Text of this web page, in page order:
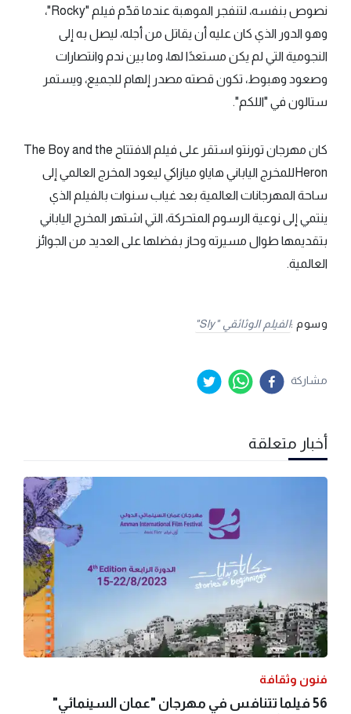
نصوص بنفسه، لتنفجر الموهبة عندما قدّم فيلم "Rocky"،
وهو الدور الذي كان عليه أن يقاتل من أجله، ليصل به إلى
النجومية التي لم يكن مستعدًا لها، وما بين ندم وانتصارات
وصعود وهبوط، تكون قصته مصدر إلهام للجميع، ويستمر
ستالون في "اللكم".
كان مهرجان تورنتو استقر على فيلم الافتتاح The Boy and the
Heronللمخرج الياباني هاياو ميازاكي ليعود المخرج العالمي إلى
ساحة المهرجانات العالمية بعد غياب سنوات بالفيلم الذي
ينتمي إلى نوعية الرسوم المتحركة، التي اشتهر المخرج الياباني
بتقديمها طوال مسيرته وحاز بفضلها على العديد من الجوائز
العالمية.
وسوم :الفيلم الوثائقي "sly"
مشاركة
أخبار متعلقة
فنون وثقافة
56 فيلما تتنافس في مهرجان "عمان السينمائي"